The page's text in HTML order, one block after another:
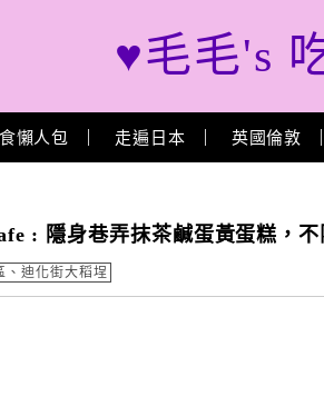
♥毛毛's
懶人包 走遍日本 英國倫敦
: 隱身巷弄抹茶鹹蛋黃蛋糕，不
、迪化街大稻埕